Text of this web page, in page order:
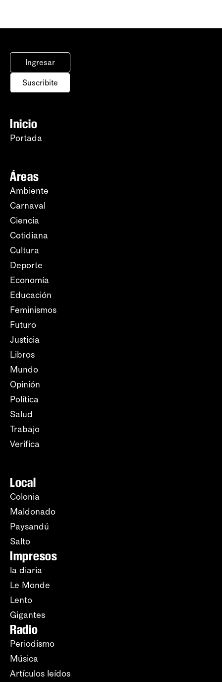
Ingresar
Suscribite
Inicio
Portada
Áreas
Ambiente
Carnaval
Ciencia
Cotidiana
Cultura
Deporte
Economía
Educación
Feminismos
Futuro
Justicia
Libros
Mundo
Opinión
Política
Salud
Trabajo
Verifica
Local
Colonia
Maldonado
Paysandú
Salto
Impresos
la diaria
Le Monde
Lento
Gigantes
Radio
Periodismo
Música
Artículos leídos